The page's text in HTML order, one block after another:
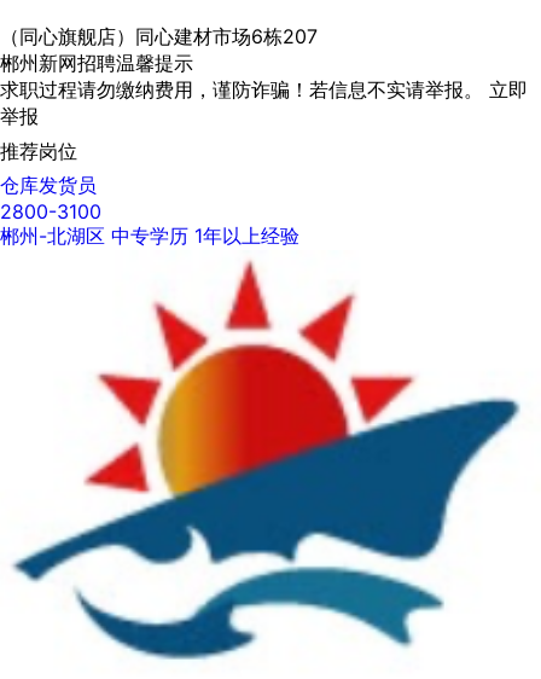
（同心旗舰店）同心建材市场6栋207
郴州新网招聘温馨提示
求职过程请勿缴纳费用，谨防诈骗！若信息不实请举报。 立即
举报
推荐岗位
仓库发货员
2800-3100
郴州-北湖区 中专学历 1年以上经验